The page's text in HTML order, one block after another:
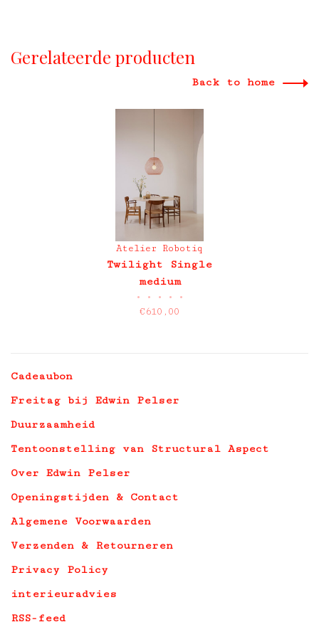
Gerelateerde producten
Back to home
Atelier Robotiq
Twilight Single
medium
• • • • •
€610,00
Cadeaubon
Freitag bij Edwin Pelser
Duurzaamheid
Tentoonstelling van Structural Aspect
Over Edwin Pelser
Openingstijden & Contact
Algemene Voorwaarden
Verzenden & Retourneren
Privacy Policy
interieuradvies
RSS-feed